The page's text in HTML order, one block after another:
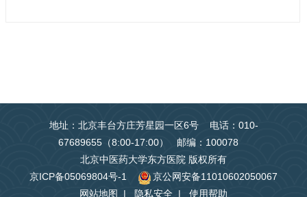
地址：北京丰台方庄芳星园一区6号 电话：010-
67689655（8:00-17:00） 邮编：100078
北京中医药大学东方医院 版权所有
京ICP备05069804号-1
京公网安备11010602050067
网站地图
| 隐私安全 | 使用帮助